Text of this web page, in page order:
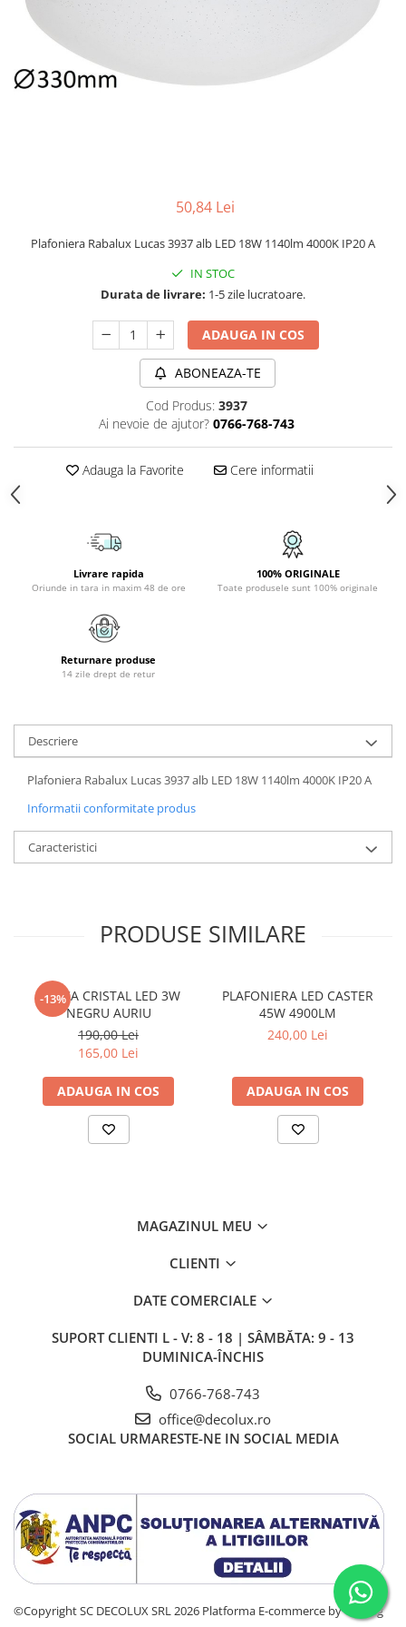
PLAFONIERE MODERNE
VEIOZE MODERNE
LAMPADARE MODERNE
SUSPENSII CU LED
SUSPENSII VINTAGE
ACCESORII & CABLU VINTAGE
PLAFONIERE COPII
SPOTURI APLICATE
LAMPI BAIE
LAMPADARE CRISTAL
VEIOZA VINTAGE
50,84 Lei
Plafoniera Rabalux Lucas 3937 alb LED 18W 1140lm 4000K IP20 A
IN STOC
Durata de livrare: 1-5 zile lucratoare.
ADAUGA IN COS
ABONEAZA-TE
Cod Produs: 3937
Ai nevoie de ajutor? 0766-768-743
Adauga la Favorite Cere informatii
Livrare rapida
Oriunde in tara in maxim 48 de ore
100% ORIGINALE
Toate produsele sunt 100% originale
Returnare produse
14 zile drept de retur
Descriere
Plafoniera Rabalux Lucas 3937 alb LED 18W 1140lm 4000K IP20 A
Informatii conformitate produs
Caracteristici
PRODUSE SIMILARE
-13%
APLICA CRISTAL LED 3W
NEGRU AURIU
190,00 Lei
165,00 Lei
ADAUGA IN COS
PLAFONIERA LED CASTER
45W 4900LM
240,00 Lei
ADAUGA IN COS
MAGAZINUL MEU
CLIENTI
DATE COMERCIALE
SUPORT CLIENTI L - V: 8 - 18 | SÂMBĂTA: 9 - 13
DUMINICA-ÎNCHIS
0766-768-743
office@decolux.ro
SOCIAL URMARESTE-NE IN SOCIAL MEDIA
©Copyright SC DECOLUX SRL 2026 Platforma E-commerce by Gomag